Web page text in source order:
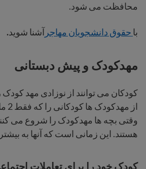
محافظت می شود.
با حقوق دانشجویان مهاجر آشنا شوید.
مهدکودک و پیش دبستانی
کودکان می توانند از نوزادی مهد
از
هستند. این زمانی است که آنها به